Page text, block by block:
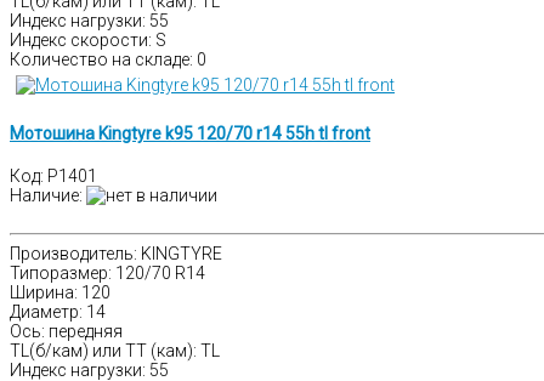
Индекс нагрузки: 55
Индекс скорости: S
Количество на складе: 0
Мотошина Kingtyre k95 120/70 r14 55h tl front
Код: P1401
Наличие:
Производитель: KINGTYRE
Типоразмер: 120/70 R14
Ширина: 120
Диаметр: 14
Ось: передняя
TL(б/кам) или TT (кам): TL
Индекс нагрузки: 55